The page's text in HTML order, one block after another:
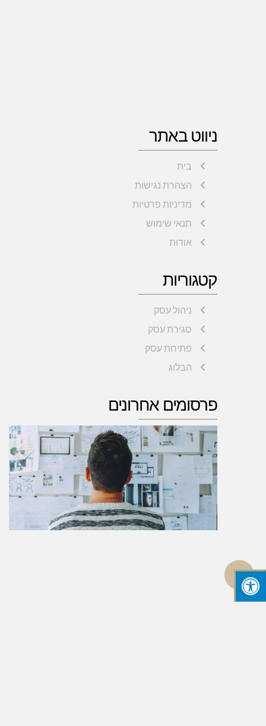
ניווט באתר
בית
הצהרת נגישות
מדיניות פרטיות
תנאי שימוש
אודות
קטגוריות
ניהול עסק
סגירת עסק
פתיחת עסק
הבלוג
פרסומים אחרונים
גלילה
לראש